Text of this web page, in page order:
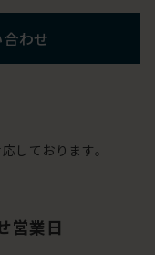
わせ
しております。
営業日